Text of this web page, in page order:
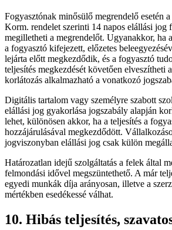
Fogyasztónak minősülő megrendelő esetén
Korm. rendelet szerinti 14 napos elállási jog
megilletheti a megrendelőt. Ugyanakkor, ha
a fogyasztó kifejezett, előzetes
lejárta előtt megkezdődik, és a fogyasztó
teljesítés megkezdését követően elveszítheti
korlátozás alkalmazható a vonatkozó
Digitális tartalom vagy személyre szabott
elállási jog gyakorlása jogszabály alapján
lehet, különösen akkor, ha a teljesítés a
hozzájárulásával megkezdődött.
jogviszonyban elállási jog csak külön
Határozatlan idejű szolgáltatás a felek által
felmondási idővel megszüntethető. A már
egyedi munkák díja arányosan, illetve a
mértékben esedékessé válhat.
10. Hibás teljesítés,